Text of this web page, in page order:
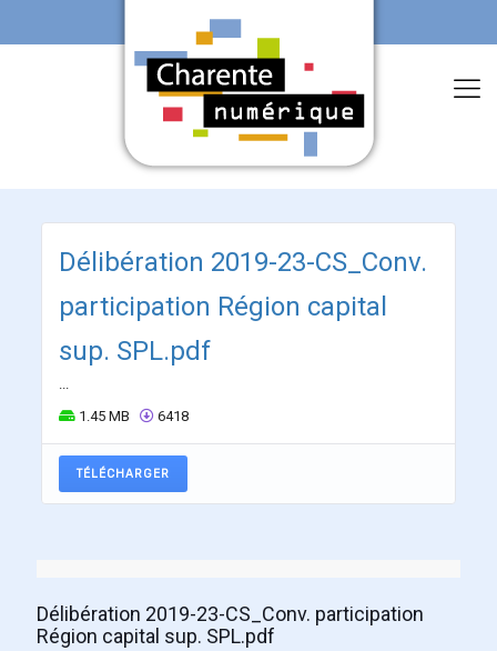
Délibération 2019-23-CS_Conv.
participation Région capital
sup. SPL.pdf
...
1.45 MB
6418
TÉLÉCHARGER
Délibération 2019-23-CS_Conv. participation
Région capital sup. SPL.pdf